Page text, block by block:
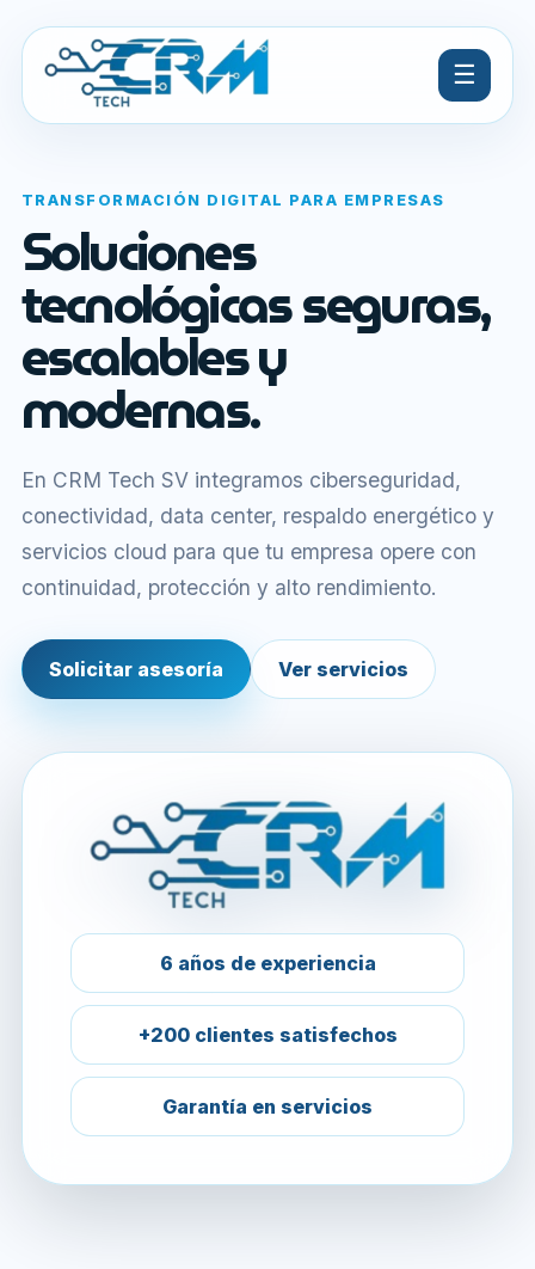
☰
TRANSFORMACIÓN DIGITAL PARA EMPRESAS
Soluciones
tecnológicas seguras,
escalables y
modernas.
En CRM Tech SV integramos ciberseguridad,
conectividad, data center, respaldo energético y
servicios cloud para que tu empresa opere con
continuidad, protección y alto rendimiento.
Solicitar asesoría Ver servicios
6 años de experiencia
+200 clientes satisfechos
Garantía en servicios